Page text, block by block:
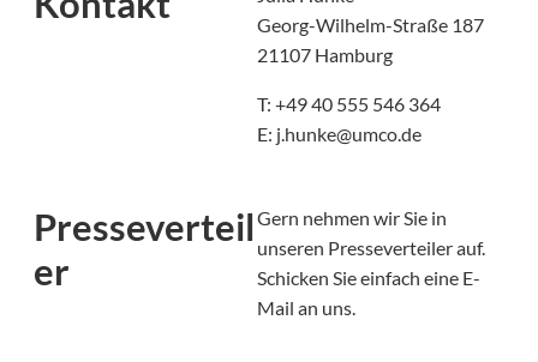
Georg-Wilhelm-Straße 187
21107 Hamburg
T: +49 40 555 546 364
E: j.hunke@umco.de
Presseverteil
er
Gern nehmen wir Sie in
unseren Presseverteiler auf.
Schicken Sie einfach eine E-
Mail an uns.